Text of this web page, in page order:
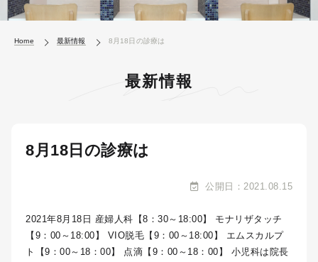
Home 最新情報 8月18日の診療は
最新情報
8月18日の診療は
公開日：2021.08.15
2021年8月18日 産婦人科【8：30～18:00】 モナリザタッチ
【9：00～18:00】 VIO脱毛【9：00～18:00】 エムスカルプ
ト【9：00～18：00】 点滴【9：00～18：00】 小児科は院長